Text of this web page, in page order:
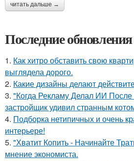
читать дальше →
Последние
1. Как хитро обставить свою
выглядела дорого.
2. Какие дизайны делают
3. "Когда Рекламу Делал ИИ
застройщик удивил странным
4. Подборка нетипичных и очень
интерьере!
5. "Хватит Копить - Начинайте
мнение экономиста.